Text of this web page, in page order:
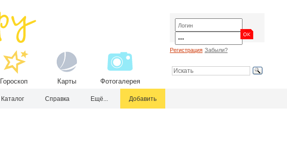
Гороскоп Карты Фотогалерея
Регистрация Забыли?
Каталог Справка Ещё... Добавить